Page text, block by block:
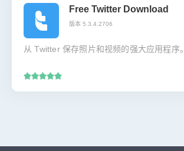
Free Twitter Download
版本 5.3.4.2706
从 Twitter 保存照片和视频的强大应用程序。